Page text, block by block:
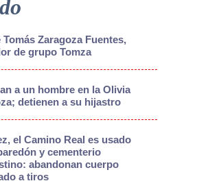
Tomás Zaragoza Fuentes,
de grupo Tomza
a un hombre en la Olivia
detienen a su hijastro
el Camino Real es usado
y cementerio
abandonan cuerpo
a tiros